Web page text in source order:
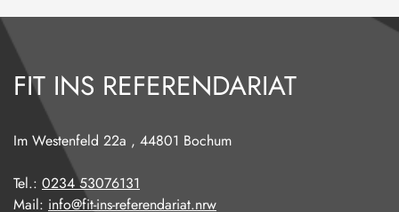
FIT INS REFERENDARIAT
Im Westenfeld 22a , 44801 Bochum
Tel.: 0234 53076131
Mail: info@fit-ins-referendariat.nrw